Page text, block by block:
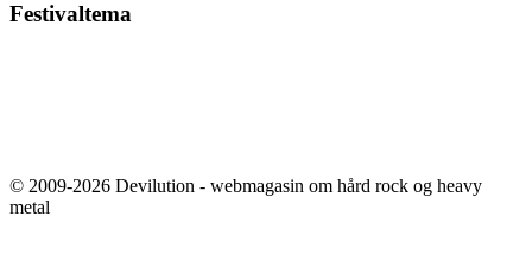
Festivaltema
© 2009-2026 Devilution - webmagasin om hård rock og heavy
metal